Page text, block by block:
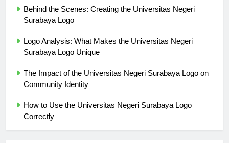
Behind the Scenes: Creating the Universitas Negeri
Logo Analysis: What Makes the Universitas Negeri
The Impact of the Universitas Negeri Surabaya Logo on
How to Use the Universitas Negeri Surabaya Logo